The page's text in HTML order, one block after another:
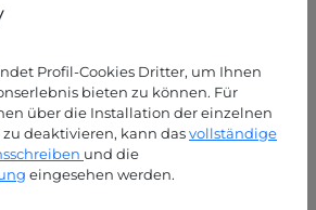
Profil-Cookies Dritter, um Ihnen
bieten zu können. Für
über die Installation der einzelnen
deaktivieren, kann dasvollständige
und die
eingesehen werden.